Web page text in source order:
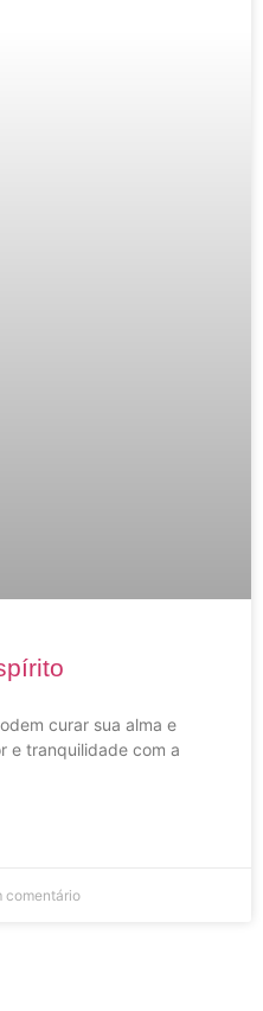
curar sua alma e
e tranquilidade com a
comentário